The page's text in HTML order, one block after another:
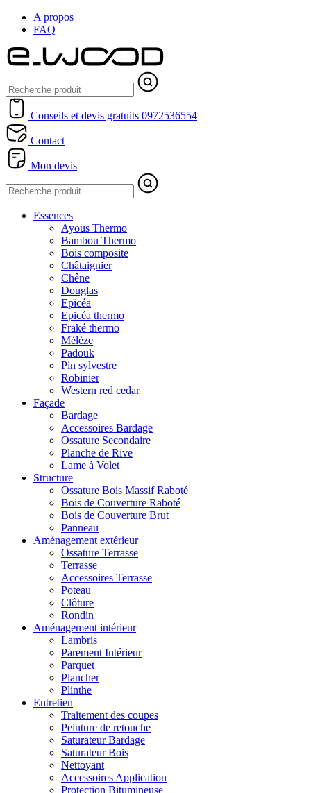
A propos
FAQ
Conseils et devis gratuits 0972536554
Contact
Mon devis
Essences
Ayous Thermo
Bambou Thermo
Bois composite
Châtaignier
Chêne
Douglas
Epicéa
Epicéa thermo
Fraké thermo
Mélèze
Padouk
Pin sylvestre
Robinier
Western red cedar
Façade
Bardage
Accessoires Bardage
Ossature Secondaire
Planche de Rive
Lame à Volet
Structure
Ossature Bois Massif Raboté
Bois de Couverture Raboté
Bois de Couverture Brut
Panneau
Aménagement extérieur
Ossature Terrasse
Terrasse
Accessoires Terrasse
Poteau
Clôture
Rondin
Aménagement intérieur
Lambris
Parement Intérieur
Parquet
Plancher
Plinthe
Entretien
Traitement des coupes
Peinture de retouche
Saturateur Bardage
Saturateur Bois
Nettoyant
Accessoires Application
Protection Bitumineuse